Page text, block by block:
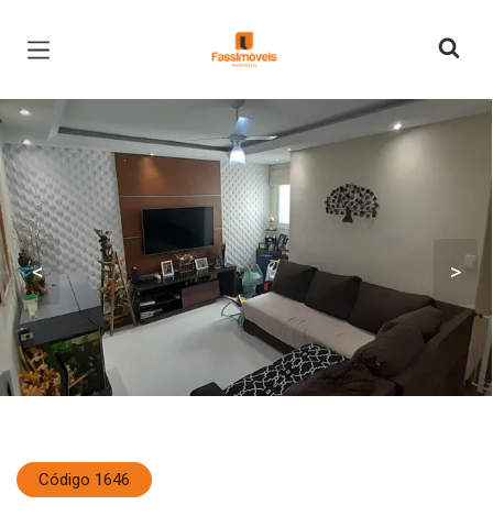
Página inicial
< >
Código 1646